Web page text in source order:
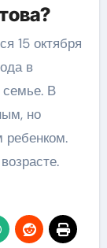
15 октября
в
В
но